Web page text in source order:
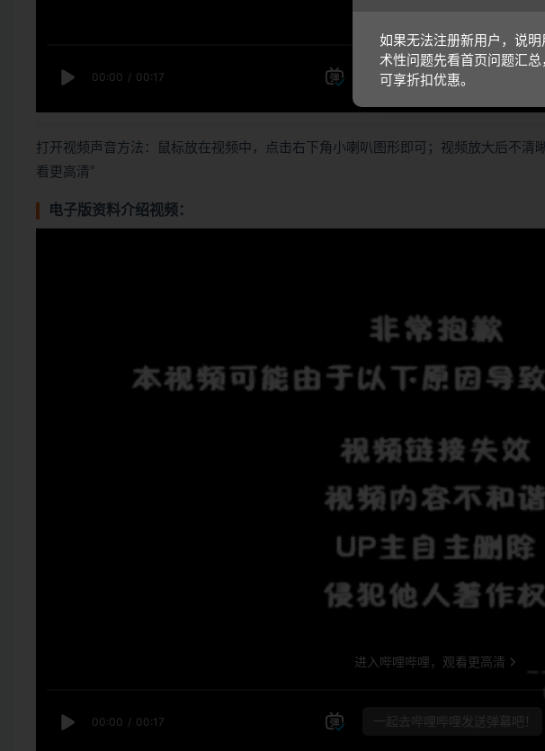
打开视频声音方法：鼠标放在视频中，点击右下角小喇叭图形即可；视频放大后不清
看更高清”
电子版资料介绍视频：
如果无法注册新用户，说
术性问题先看首页问题汇
可享折扣优惠。